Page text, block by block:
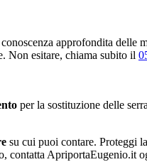
approfondita delle
Non esitare, chiama subito il
per la sostituzione delle
su cui puoi contare. Proteggi
contatta ApriportaEugenio.it